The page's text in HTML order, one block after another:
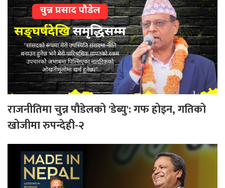
राजनीतिमा चुन्न पौडेलको 'डेब्यु': गफ होइन, गतिको
खोजीमा रुपन्देही-२